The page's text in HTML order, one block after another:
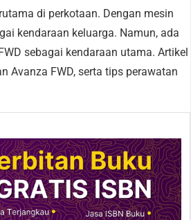
di perkotaan. Dengan mesin
kendaraan keluarga. Namun, ada
sebagai kendaraan utama. Artikel
Avanza FWD, serta tips perawatan